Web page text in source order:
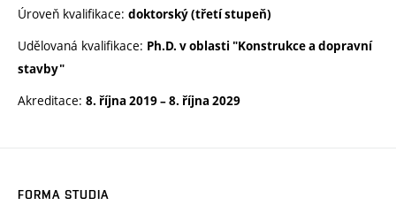
Úroveň kvalifikace: doktorský (třetí stupeň)
Udělovaná kvalifikace: Ph.D. v oblasti "Konstrukce a dopravní
stavby"
Akreditace: 8. října 2019–8. října 2029
FORMA STUDIA